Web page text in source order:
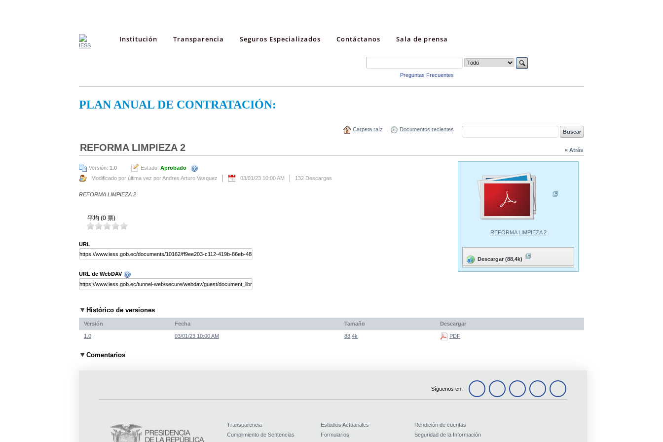
Institución Transparencia Seguros Especializados Contáctanos Sala de prensa
Preguntas Frecuentes
PLAN ANUAL DE CONTRATACIÓN:
Carpeta raíz Documentos recientes
« Atrás
REFORMA LIMPIEZA 2
Versión: 1.0 Estado: Aprobado
Modificado por última vez por Andres Arturo Vasquez
03/01/23 10:00 AM 132 Descargas
REFORMA LIMPIEZA 2
平均 (0 票)
URL
URL de WebDAV
REFORMA LIMPIEZA 2
Descargar (88,4k)
Histórico de versiones
Versión Fecha Tamaño Descargar
1.0 03/01/23 10:00 AM 88,4k PDF
Comentarios
Síguenos en:
Transparencia
Cumplimiento de Sentencias
Estudios Actuariales
Formularios
Rendición de cuentas
Seguridad de la Información